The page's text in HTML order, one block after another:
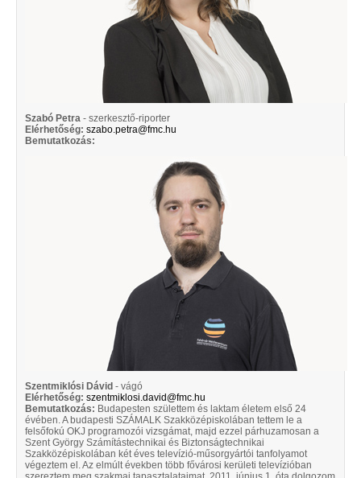
Szabó Petra - szerkesztő-riporter
Elérhetőség: szabo.petra@fmc.hu
Bemutatkozás:
Szentmiklósi Dávid - vágó
Elérhetőség: szentmiklosi.david@fmc.hu
Bemutatkozás: Budapesten születtem és laktam életem első 24
évében. A budapesti SZÁMALK Szakközépiskolában tettem le a
felsőfokú OKJ programozói vizsgámat, majd ezzel párhuzamosan a
Szent György Számítástechnikai és Biztonságtechnikai
Szakközépiskolában két éves televízió-műsorgyártói tanfolyamot
végeztem el. Az elmúlt években több fővárosi kerületi televízióban